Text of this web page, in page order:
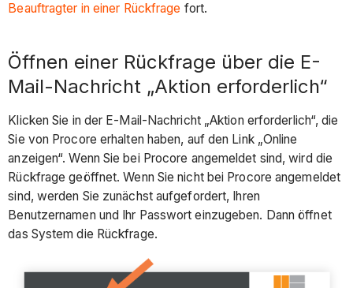
Beauftragter in einer Rückfrage fort.
Öffnen einer Rückfrage über die E-
Mail-Nachricht „Aktion erforderlich“
Klicken Sie in der E-Mail-Nachricht „Aktion erforderlich“, die
Sie von Procore erhalten haben, auf den Link „Online
anzeigen“. Wenn Sie bei Procore angemeldet sind, wird die
Rückfrage geöffnet. Wenn Sie nicht bei Procore angemeldet
sind, werden Sie zunächst aufgefordert, Ihren
Benutzernamen und Ihr Passwort einzugeben. Dann öffnet
das System die Rückfrage.